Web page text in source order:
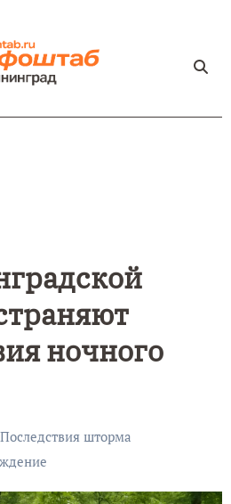
ночного
Последствия шторма